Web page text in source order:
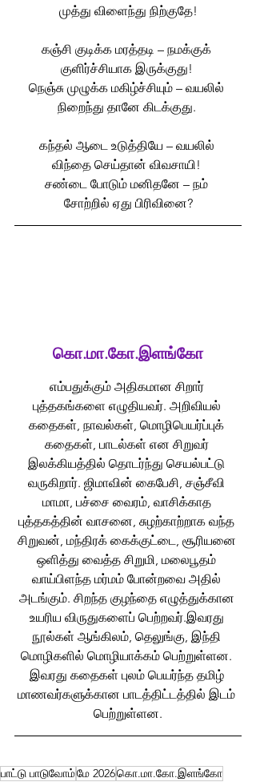
முத்து விளைந்து நிற்குதே!
கஞ்சி குடிக்க மரத்தடி – நமக்குக்
குளிர்ச்சியாக இருக்குது!
நெஞ்சு முழுக்க மகிழ்ச்சியும் – வயலில்
நிறைந்து தானே கிடக்குது.
கந்தல் ஆடை உடுத்தியே – வயலில்
விந்தை செய்தான் விவசாயி!
சண்டை போடும் மனிதனே – நம்
சோற்றில் ஏது பிரிவினை?
கொ.மா.கோ.இளங்கோ
எம்பதுக்கும் அதிகமான சிறார்
புத்தகங்களை எழுதியவர். அறிவியல்
கதைகள், நாவல்கள், மொழிபெயர்ப்புக்
கதைகள், பாடல்கள் என சிறுவர்
இலக்கியத்தில் தொடர்ந்து செயல்பட்டு
வருகிறார். ஜிமாவின் கைபேசி, சஞ்சீவி
மாமா, பச்சை வைரம், வாசிக்காத
புத்தகத்தின் வாசனை, சுழற்காற்றாக வந்த
சிறுவன், மந்திரக் கைக்குட்டை, சூரியனை
ஒளித்து வைத்த சிறுமி, மலைபூதம்
வாய்பிளந்த மர்மம் போன்றவை அதில்
அடங்கும். சிறந்த குழந்தை எழுத்துக்கான
உயரிய விருதுகளைப் பெற்றவர்.இவரது
நூல்கள் ஆங்கிலம், தெலுங்கு, இந்தி
மொழிகளில் மொழியாக்கம் பெற்றுள்ளன.
இவரது கதைகள் புலம் பெயர்ந்த தமிழ்
மாணவர்களுக்கான பாடத்திட்டத்தில் இடம்
பெற்றுள்ளன.
பாட்டு பாடுவோம்மே 2026கொ.மா.கோ.இளங்கோ